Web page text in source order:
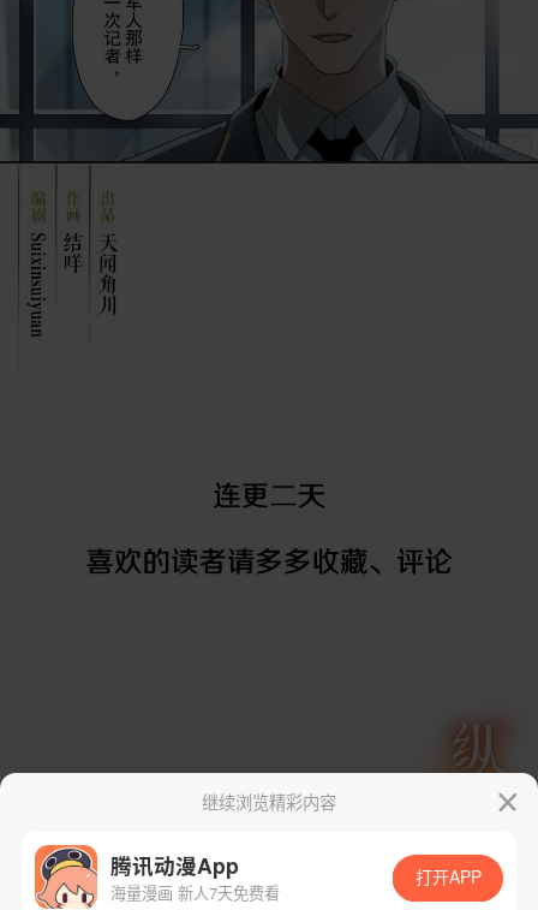
继续浏览精彩内容
腾讯动漫App
海量漫画 新人7天免费看
打开APP